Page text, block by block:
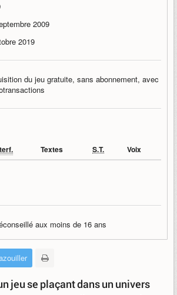
2009
2019
du jeu gratuite, sans abonnement, avec
Textes S.T. Voix
aux moins de 16 ans
jeu se plaçant dans un univers